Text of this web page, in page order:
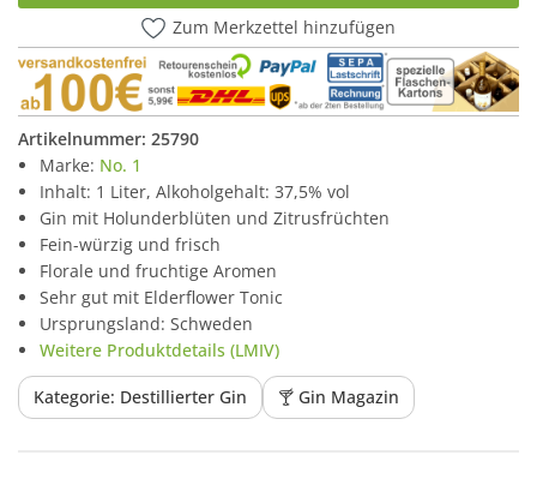
Zum Merkzettel hinzufügen
Artikelnummer: 25790
Marke: No. 1
Inhalt: 1 Liter, Alkoholgehalt: 37,5% vol
Gin mit Holunderblüten und Zitrusfrüchten
Fein-würzig und frisch
Florale und fruchtige Aromen
Sehr gut mit Elderflower Tonic
Ursprungsland: Schweden
Weitere Produktdetails (LMIV)
Kategorie: Destillierter Gin 🍸 Gin Magazin